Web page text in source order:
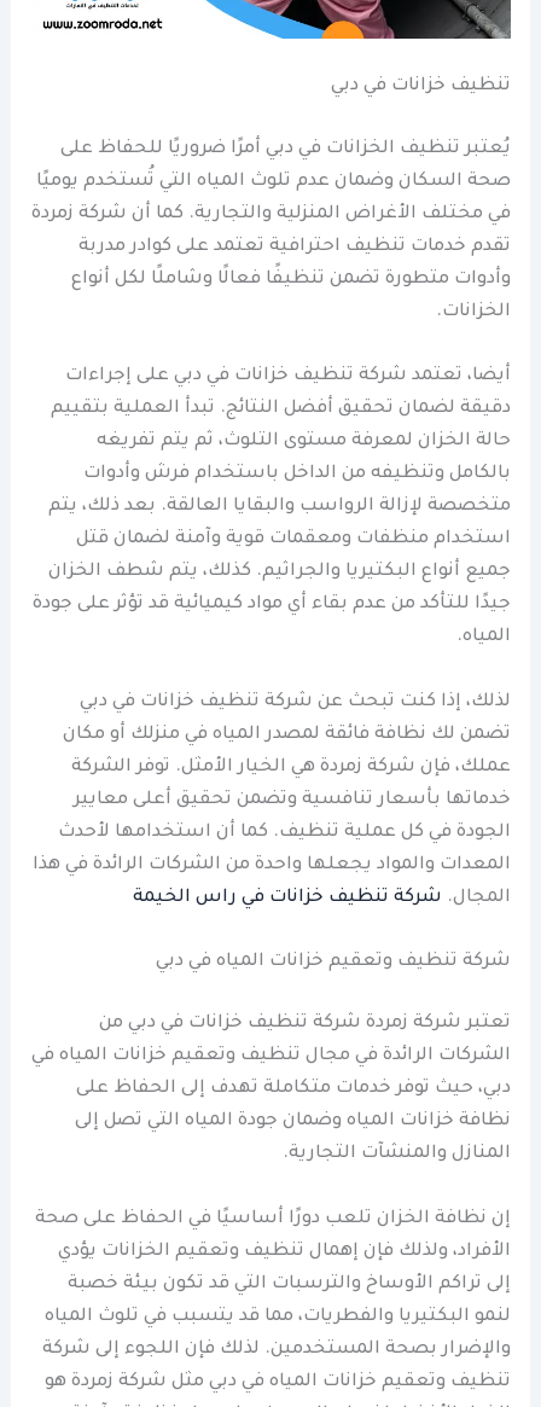
تنظيف خزانات في دبي
يُعتبر تنظيف الخزانات في دبي أمرًا ضروريًا للحفاظ على
صحة السكان وضمان عدم تلوث المياه التي تُستخدم يوميًا
في مختلف الأغراض المنزلية والتجارية. كما أن شركة زمردة
تقدم خدمات تنظيف احترافية تعتمد على كوادر مدربة
وأدوات متطورة تضمن تنظيفًا فعالًا وشاملًا لكل أنواع
الخزانات.
أيضا، تعتمد شركة تنظيف خزانات في دبي على إجراءات
دقيقة لضمان تحقيق أفضل النتائج. تبدأ العملية بتقييم
حالة الخزان لمعرفة مستوى التلوث، ثم يتم تفريغه
بالكامل وتنظيفه من الداخل باستخدام فرش وأدوات
متخصصة لإزالة الرواسب والبقايا العالقة. بعد ذلك، يتم
استخدام منظفات ومعقمات قوية وآمنة لضمان قتل
جميع أنواع البكتيريا والجراثيم. كذلك، يتم شطف الخزان
جيدًا للتأكد من عدم بقاء أي مواد كيميائية قد تؤثر على جودة
المياه.
لذلك، إذا كنت تبحث عن شركة تنظيف خزانات في دبي
تضمن لك نظافة فائقة لمصدر المياه في منزلك أو مكان
عملك، فإن شركة زمردة هي الخيار الأمثل. توفر الشركة
خدماتها بأسعار تنافسية وتضمن تحقيق أعلى معايير
الجودة في كل عملية تنظيف. كما أن استخدامها لأحدث
المعدات والمواد يجعلها واحدة من الشركات الرائدة في هذا
المجال. شركة تنظيف خزانات في راس الخيمة
شركة تنظيف وتعقيم خزانات المياه في دبي
تعتبر شركة زمردة شركة تنظيف خزانات في دبي من
الشركات الرائدة في مجال تنظيف وتعقيم خزانات المياه في
دبي، حيث توفر خدمات متكاملة تهدف إلى الحفاظ على
نظافة خزانات المياه وضمان جودة المياه التي تصل إلى
المنازل والمنشآت التجارية.
إن نظافة الخزان تلعب دورًا أساسيًا في الحفاظ على صحة
الأفراد، ولذلك فإن إهمال تنظيف وتعقيم الخزانات يؤدي
إلى تراكم الأوساخ والترسبات التي قد تكون بيئة خصبة
لنمو البكتيريا والفطريات، مما قد يتسبب في تلوث المياه
والإضرار بصحة المستخدمين. لذلك فإن اللجوء إلى شركة
تنظيف وتعقيم خزانات المياه في دبي مثل شركة زمردة هو